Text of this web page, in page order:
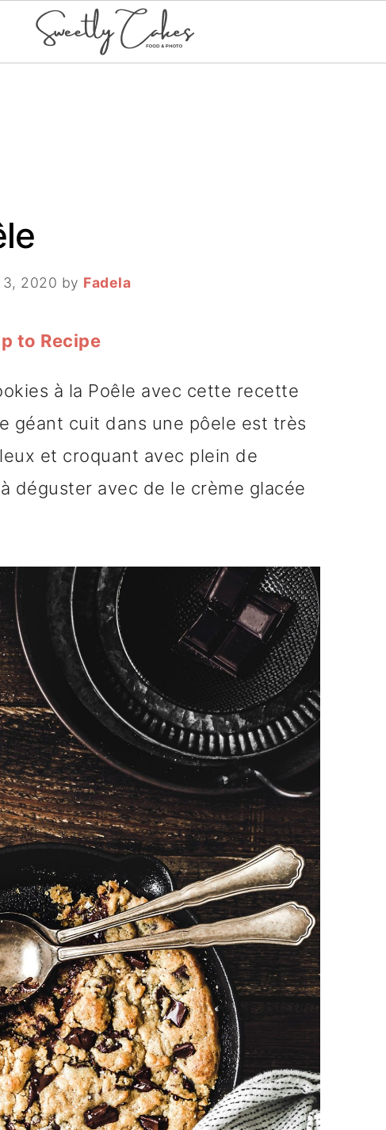
3, 2020 by Fadela
to Recipe
à la Poêle avec cette recette
géant cuit dans une pôele est très
et croquant avec plein de
déguster avec de le crème glacée